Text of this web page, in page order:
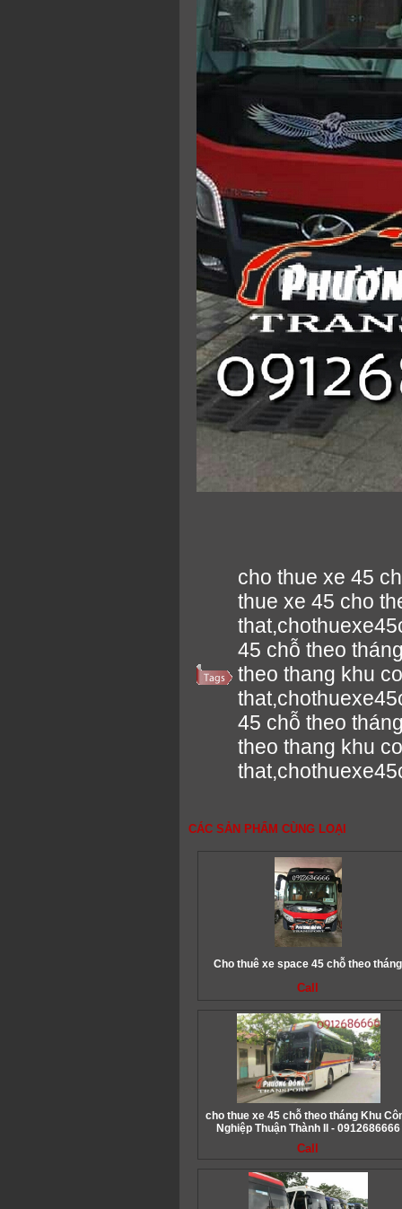
cho thue xe 45
thue xe 45 cho
45 chỗ theo
theo thang khu
45 chỗ theo
theo thang khu
CÁC SẢN PHẨM CÙNG LOẠI
Cho thuê xe space 45 chỗ theo tháng
Call
cho thue xe 45 chỗ theo tháng Khu
Nghiệp Thuận Thành II - 0912686666
Call